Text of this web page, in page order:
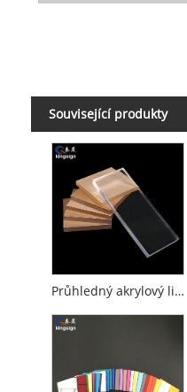
Související produkty
Průhledný akrylový list